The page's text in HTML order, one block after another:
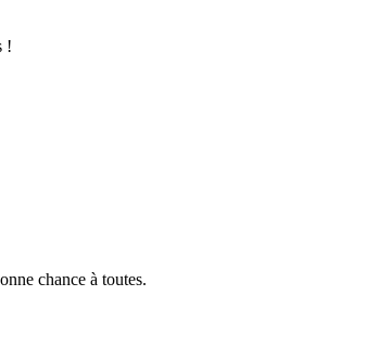
!
chance à toutes.